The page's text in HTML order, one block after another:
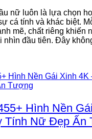
nữ luôn là lựa chọn
cá tính và khác biệt.
mẽ, chất riêng khiến
nhìn đầu tiên. Đây
Hình Nền
Tính Nữ Đẹp Ấn